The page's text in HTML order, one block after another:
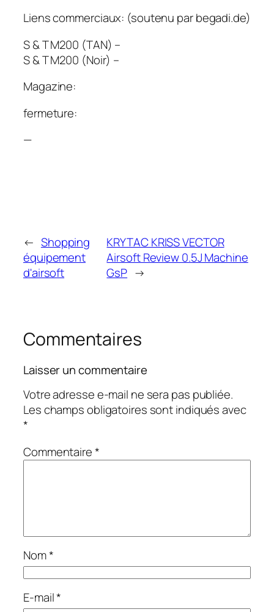
Liens commerciaux: (soutenu par begadi.de)
S & T M200 (TAN) –
S & T M200 (Noir) –
Magazine:
fermeture:
—
← Shopping
équipement
d'airsoft
KRYTAC KRISS VECTOR
Airsoft Review 0.5J Machine
GsP →
Commentaires
Laisser un commentaire
Votre adresse e-mail ne sera pas publiée.
Les champs obligatoires sont indiqués avec
*
Commentaire*
Nom*
E-mail*